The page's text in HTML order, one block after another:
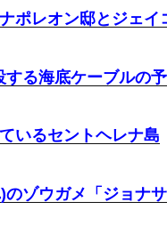
ポレオン邸とジェイ
る海底ケーブルの
いるセントヘレナ島
ゾウガメ「ジョナ